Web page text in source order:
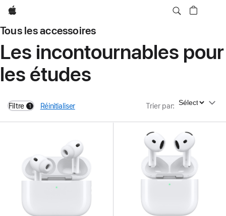
Apple
Tous les accessoires
Les incontournables pour
les études
Filtre 1
filters active
Réinitialiser Trier par: Trier par